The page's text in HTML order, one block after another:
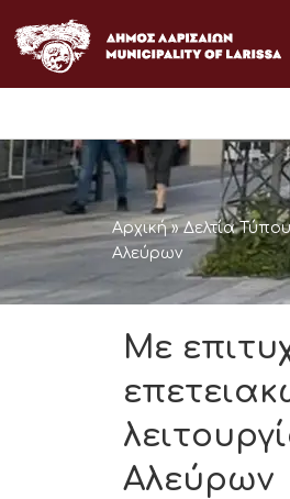
to
content
Αρχική»Δελτία Τύπου
Αλεύρων
Με
Αλεύρων